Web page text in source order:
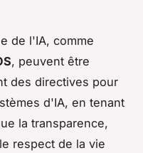
de l'IA, comme
, peuvent être
des directives pour
d'IA, en tenant
la transparence,
respect de la vie